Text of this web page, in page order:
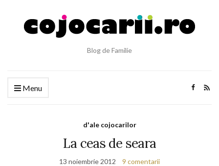
Blog de Familie
Menu
d'ale cojocarilor
La ceas de seara
13 noiembrie 2012 9 comentarii